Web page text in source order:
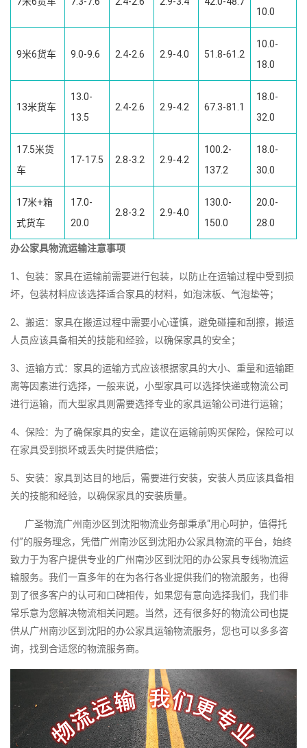
10.0
9米6货车 9.0-9.6 2.4-2.6 2.9-4.0 51.8-61.2
10.0-
18.0
13米货车
13.0-
13.5
2.4-2.6 2.9-4.2 67.3-81.1
18.0-
32.0
17.5米货
车
17-17.5 2.8-3.2 2.9-4.2
100.2-
137.2
18.0-
30.0
17米+箱
式货车
17.0-
20.0
2.8-3.2 2.9-4.0
130.0-
150.0
20.0-
28.0
办公家具物流运输注意事项
1、包装：家具在运输前需要进行包装，以防止在运输过程中受到损
坏，包装材料应该选择适合家具的材料，如泡沫板、气泡垫等；
2、搬运：家具在搬运过程中需要小心谨慎，避免碰撞和刮擦，搬运
人员应该具备相关的技能和经验，以确保家具的安全；
3、运输方式：家具的运输方式应该根据家具的大小、重量和运输距
离等因素进行选择，一般来说，小型家具可以选择快递或物流公司
进行运输，而大型家具则需要选择专业的家具运输公司进行运输；
4、保险：为了确保家具的安全，建议在运输前购买保险，保险可以
在家具受到损坏或丢失时提供赔偿；
5、安装：家具到达目的地后，需要进行安装，安装人员应该具备相
关的技能和经验，以确保家具的安装质量。
广圣物流广州南沙区到沈阳物流业务部秉承“用心呵护，值得托
付”的服务理念，凭借广州南沙区到沈阳办公家具物流的平台，始终
致力于为客户提供专业的广州南沙区到沈阳的办公家具专线物流运
输服务。我们一直多年的在为各行各业提供我们的物流服务，也得
到了很多客户的认可和口碑相传，如果您有意向选择我们，我们非
常乐意为您解决物流相关问题。当然，还有很多好的物流公司也提
供从广州南沙区到沈阳的办公家具运输物流服务，您也可以多多咨
询，找到合适您的物流服务商。